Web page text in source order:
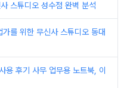
스튜디오 성수점 완벽 분석
를 위한 무신사 스튜디오 동대
용 후기 사무 업무용 노트북, 이